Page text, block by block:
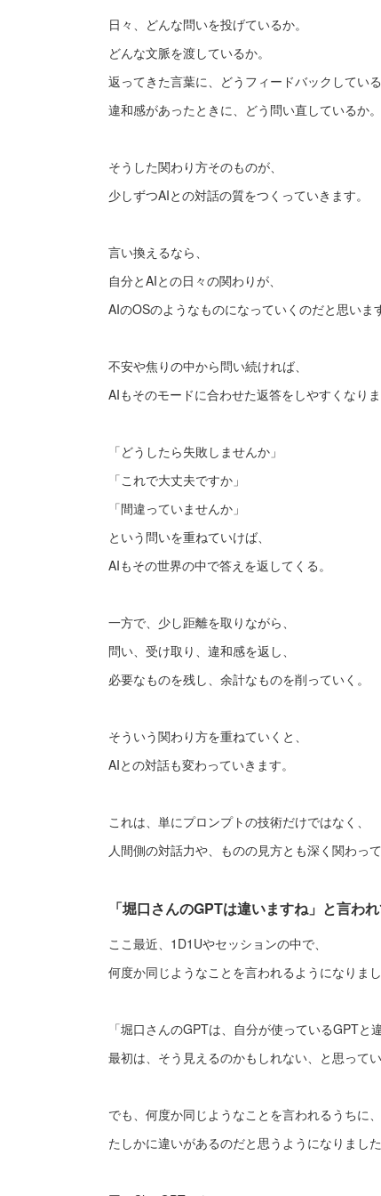
日々、どんな問いを投げているか。
どんな文脈を渡しているか。
返ってきた言葉に、どうフィードバックしている
違和感があったときに、どう問い直しているか。
そうした関わり方そのものが、
少しずつAIとの対話の質をつくっていきます。
言い換えるなら、
自分とAIとの日々の関わりが、
AIのOSのようなものになっていくのだと思います
不安や焦りの中から問い続ければ、
AIもそのモードに合わせた返答をしやすくなりま
「どうしたら失敗しませんか」
「これで大丈夫ですか」
「間違っていませんか」
という問いを重ねていけば、
AIもその世界の中で答えを返してくる。
一方で、少し距離を取りながら、
問い、受け取り、違和感を返し、
必要なものを残し、余計なものを削っていく。
そういう関わり方を重ねていくと、
AIとの対話も変わっていきます。
これは、単にプロンプトの技術だけではなく、
人間側の対話力や、ものの見方とも深く関わって
「堀口さんのGPTは違いますね」と言わ
ここ最近、1D1Uやセッションの中で、
何度か同じようなことを言われるようになりまし
「堀口さんのGPTは、自分が使っているGPTと
最初は、そう見えるのかもしれない、と思ってい
でも、何度か同じようなことを言われるうちに、
たしかに違いがあるのだと思うようになりました